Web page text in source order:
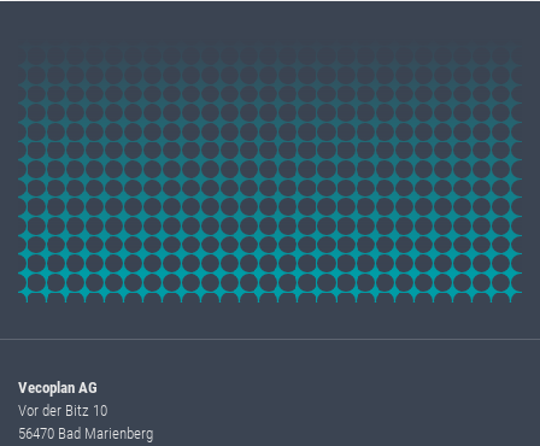
Vecoplan AG
Vor der Bitz 10
56470 Bad Marienberg